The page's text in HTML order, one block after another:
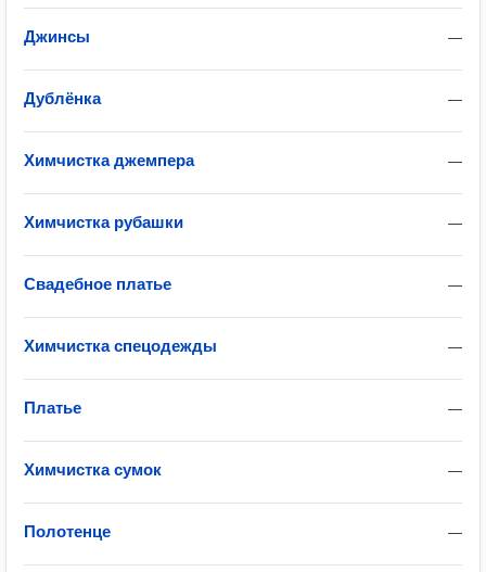
—
Джинсы
—
Дублёнка
—
Химчистка джемпера
—
Химчистка рубашки
—
Свадебное платье
—
Химчистка спецодежды
—
Платье
—
Химчистка сумок
—
Полотенце